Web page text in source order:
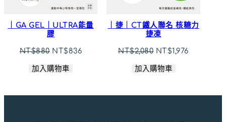
｜GA GEL｜ULTRA能量
膠
NT$880 原
價
NT$836目
加入購物車
｜捷｜CT鐵人聯名 核糖力
捷凍
NT$2,080 原
價
NT$1,976目
加入購物車